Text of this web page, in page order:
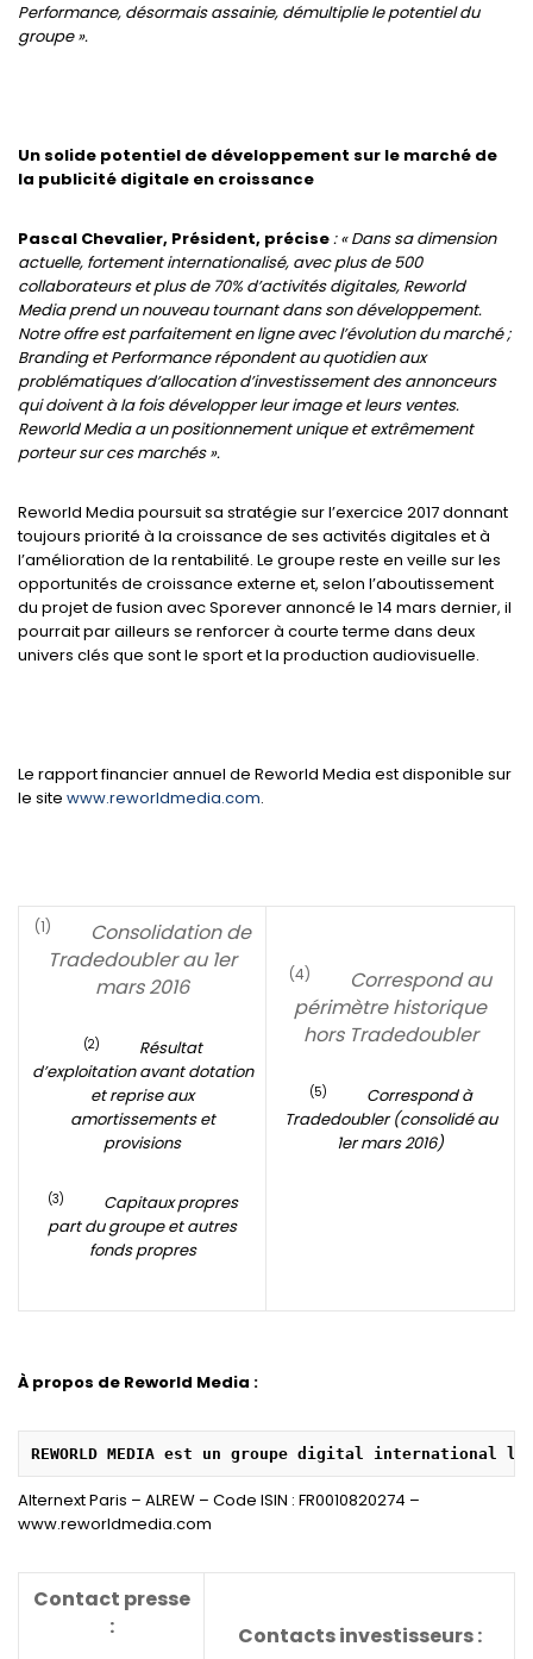
Performance, désormais assainie, démultiplie le potentiel du
groupe ».
Un solide potentiel de développement sur le marché de
la publicité digitale en croissance
Pascal Chevalier, Président, précise: « Dans sa dimension
actuelle, fortement internationalisé, avec plus de 500
collaborateurs et plus de 70% d’activités digitales, Reworld
Media prend un nouveau tournant dans son développement.
Notre offre est parfaitement en ligne avec l’évolution du marché ;
Branding et Performance répondent au quotidien aux
problématiques d’allocation d’investissement des annonceurs
qui doivent à la fois développer leur image et leurs ventes.
Reworld Media a un positionnement unique et extrêmement
porteur sur ces marchés ».
Reworld Media poursuit sa stratégie sur l’exercice 2017 donnant
toujours priorité à la croissance de ses activités digitales et à
l’amélioration de la rentabilité. Le groupe reste en veille sur les
opportunités de croissance externe et, selon l’aboutissement
du projet de fusion avec Sporever annoncé le 14 mars dernier, il
pourrait par ailleurs se renforcer à courte terme dans deux
univers clés que sont le sport et la production audiovisuelle.
Le rapport financier annuel de Reworld Media est disponible sur
le site www.reworldmedia.com.
(1)
Consolidation de
Tradedoubler au 1er
mars 2016
(2)
Résultat
d’exploitation avant dotation
et reprise aux
amortissements et
provisions
(3)
Capitaux propres
part du groupe et autres
fonds propres
(4)
Correspond au
périmètre historique
hors Tradedoubler
(5)
Correspond à
Tradedoubler (consolidé au
1er mars 2016)
À propos de Reworld Media :
REWORLD MEDIA est un groupe digital
Alternext Paris – ALREW – Code ISIN : FR0010820274 –
www.reworldmedia.com
Contact presse
:
Contacts investisseurs :